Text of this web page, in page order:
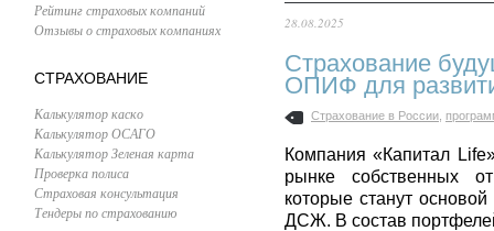
Рейтинг страховых компаний
Отзывы о страховых компаниях
СТРАХОВАНИЕ
Калькулятор каско
Калькулятор ОСАГО
Калькулятор Зеленая карта
Проверка полиса
Страховая консультация
Тендеры по страхованию
28.08.2025
Страхование
ОПИФ для
Страхование в России
Компания «Капитал
рынке собственных
которые станут
ДСЖ. В состав